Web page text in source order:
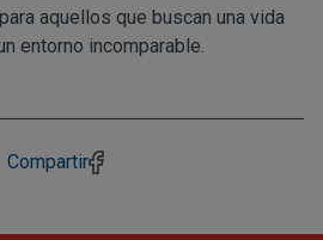
aquellos que buscan una vida
entorno incomparable.
Compartir